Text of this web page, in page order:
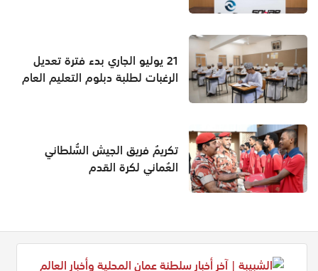
21 يوليو الجاري بدء فترة تعديل
الرغبات لطلبة دبلوم التعليم العام
تكريمُ فريق الجيش السُّلطاني
العُماني لكرة القدم